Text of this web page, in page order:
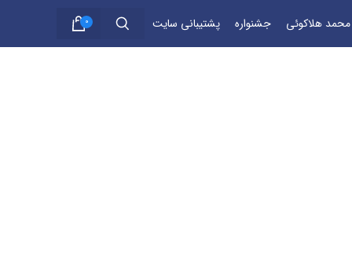
محمد هلاکوئی جشنواره پشتیبانی سایت 0